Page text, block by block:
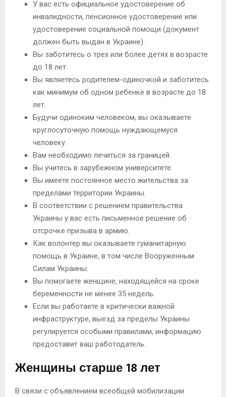
У вас есть официальное удостоверение об
инвалидности, пенсионное удостоверение или
удостоверение социальной помощи (документ
должен быть выдан в Украине).
Вы заботитесь о трех или более детях в возрасте
до 18 лет.
Вы являетесь родителем-одиночкой и заботитесь
как минимум об одном ребенке в возрасте до 18
лет.
Будучи одиноким человеком, вы оказываете
круглосуточную помощь нуждающемуся
человеку.
Вам необходимо лечиться за границей.
Вы учитесь в зарубежном университете.
Вы имеете постоянное место жительства за
пределами территории Украины.
В соответствии с решением правительства
Украины у вас есть письменное решение об
отсрочке призыва в армию.
Как волонтер вы оказываете гуманитарную
помощь в Украине, в том числе Вооруженным
Силам Украины.
Вы помогаете женщине, находящейся на сроке
беременности не менее 35 недель.
Если вы работаете в критически важной
инфраструктуре, выезд за пределы Украины
регулируется особыми правилами, информацию
предоставит ваш работодатель.
Женщины старше 18 лет
В связи с объявлением всеобщей мобилизации